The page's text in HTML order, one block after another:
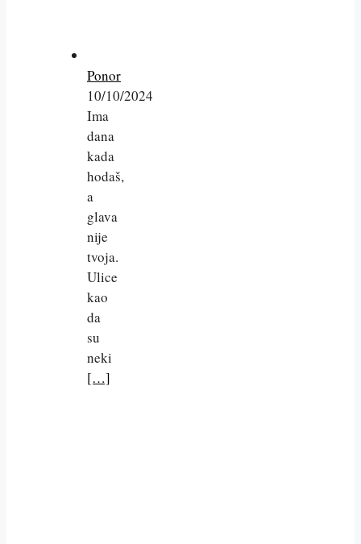
Ponor
10/10/2024
Ima
dana
kada
hodaš,
a
glava
nije
tvoja.
Ulice
kao
da
su
neki
[…]